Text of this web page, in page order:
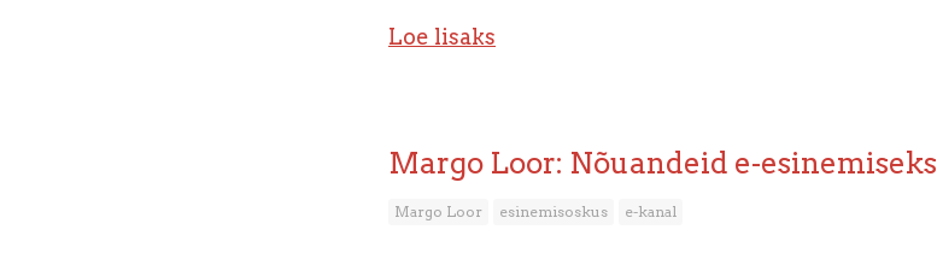
Loe lisaks
Margo Loor: Nõuandeid e-esinemiseks
Margo Loor esinemisoskus e-kanal